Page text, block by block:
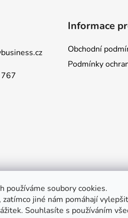
používáme soubory cookies.
jiné nám pomáhají vylepšit
Souhlasíte s používáním
Informace
Obchodní
Podmínky